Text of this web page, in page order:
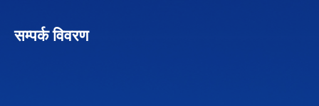
सम्पर्क विवरण